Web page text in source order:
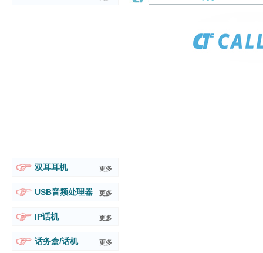
双耳耳机 更多
USB音频处理器 更多
IP话机 更多
话务盒/话机 更多